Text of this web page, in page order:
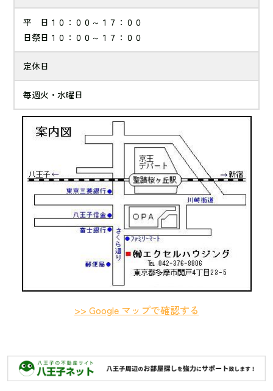
平 日１０：００～１７：００
日祭日１０：００～１７：００
定休日
毎週火・水曜日
>> Google マップで確認する